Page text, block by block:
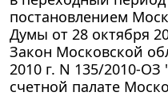
постановлением
Думы от 28 октября
Закон Московской
2010 г. N 135/2010-
счетной палате